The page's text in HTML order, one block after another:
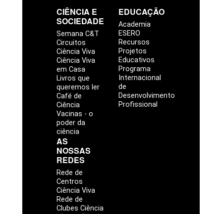
CIÊNCIA E
SOCIEDADE
Semana C&T
Circuitos
Ciência Viva
Ciência Viva
em Casa
Livros que
queremos ler
Café de
Ciência
Vacinas - o
poder da
ciência
EDUCAÇÃO
Academia
ESERO
Recursos
Projetos
Educativos
Programa
Internacional
de
Desenvolvimento
Profissional
AS
NOSSAS
REDES
Rede de
Centros
Ciência Viva
Rede de
Clubes Ciência